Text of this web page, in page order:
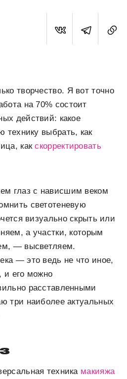
творчество. Я вот точно
на 70% состоит
действий: какое
технику выбрать, как
какскорректировать
глаз с нависшим веком
светотеневую
визуально скрыть или
а участки, которым
— высветляем.
— это ведь не что иное,
и его можно
расставленными
три наиболее актуальных
техника макияжа